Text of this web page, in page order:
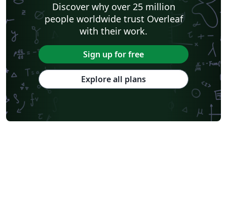
Discover why over 25 million
people worldwide trust Overleaf
with their work.
Sign up for free
Explore all plans